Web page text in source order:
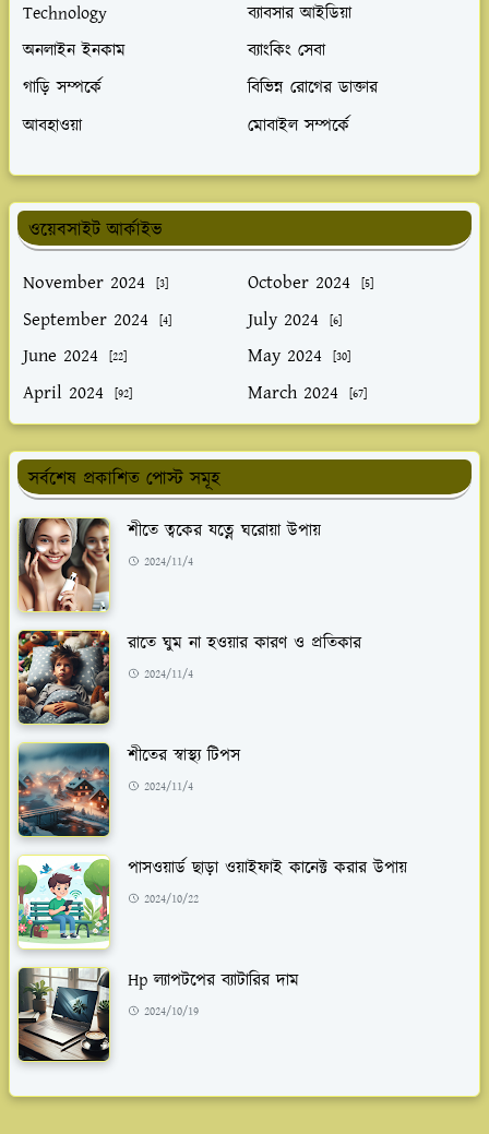
Technology
ব্যাবসার আইডিয়া
অনলাইন ইনকাম
ব্যাংকিং সেবা
গাড়ি সম্পর্কে
বিভিন্ন রোগের ডাক্তার
আবহাওয়া
মোবাইল সম্পর্কে
ওয়েবসাইট আর্কাইভ
November 2024
[3] October 2024 [5]
September 2024 [4] July 2024 [6]
June 2024 [22] May 2024 [30]
April 2024 [92] March 2024 [67]
সর্বশেষ প্রকাশিত পোস্ট সমূহ
শীতে ত্বকের যত্নে ঘরোয়া উপায়
2024/11/4
রাতে ঘুম না হওয়ার কারণ ও প্রতিকার
2024/11/4
শীতের স্বাস্থ্য টিপস
2024/11/4
পাসওয়ার্ড ছাড়া ওয়াইফাই কানেক্ট করার উপায়
2024/10/22
Hp ল্যাপটপের ব্যাটারির দাম
2024/10/19